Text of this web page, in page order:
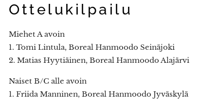
Ottelukilpailu
Miehet A avoin
1. Tomi Lintula, Boreal Hanmoodo Seinäjoki
2. Matias Hyytiäinen, Boreal Hanmoodo Alajärvi
Naiset B/C alle avoin
1. Friida Manninen, Boreal Hanmoodo Jyväskylä